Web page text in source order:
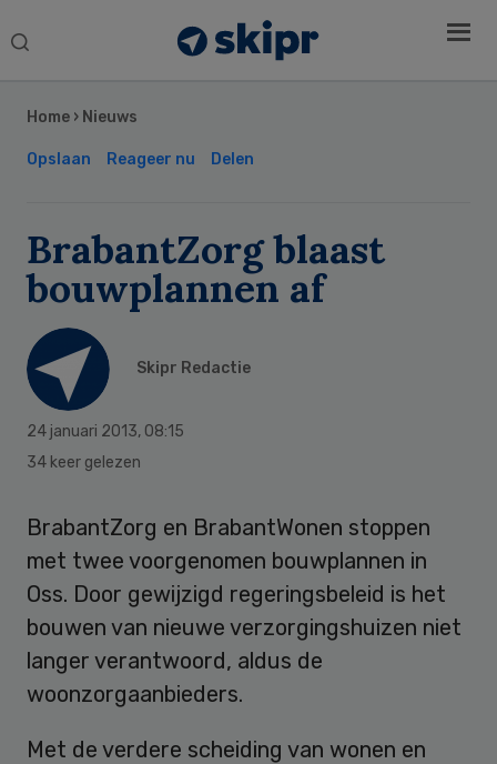
Search
Home › Nieuws
Opslaan Reageer nu Delen
BrabantZorg blaast
bouwplannen af
Skipr Redactie
24 januari 2013, 08:15
34 keer gelezen
BrabantZorg en BrabantWonen stoppen
met twee voorgenomen bouwplannen in
Oss. Door gewijzigd regeringsbeleid is het
bouwen van nieuwe verzorgingshuizen niet
langer verantwoord, aldus de
woonzorgaanbieders.
Met de verdere scheiding van wonen en
Sidebar